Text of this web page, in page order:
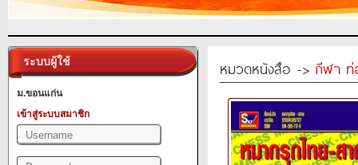
ระบบผู้ใช้
ม.ขอนแก่น
เข้าสู่ระบบสมาชิก
หมวดหนังสือ -> กีฬา ท่